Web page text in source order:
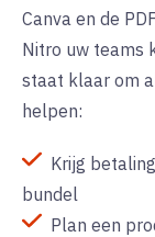
Canva en de
Nitro uw teams
staat klaar om
helpen:
Krijg
bundel
Plan een